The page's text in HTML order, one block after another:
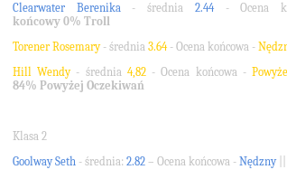
Clearwater Berenika- średnia 2.44- Ocena
końcowy 0% Troll
Torener Rosemary - średnia 3.64 - Ocena końcowa -
Hill Wendy- średnia 4,82- Ocena końcowa -
84% Powyżej Oczekiwań
Klasa 2
Goolway Seth - średnia: 2.82 – Ocena końcowa - Nędzny